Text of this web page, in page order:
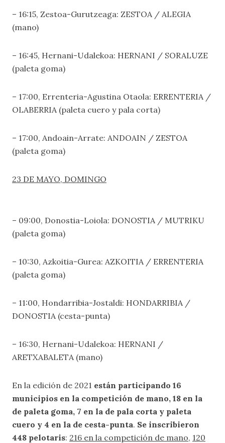
– 16:15, Zestoa-Gurutzeaga: ZESTOA / ALEGIA
(mano)
– 16:45, Hernani-Udalekoa: HERNANI / SORALUZE
(paleta goma)
– 17:00, Errenteria-Agustina Otaola: ERRENTERIA /
OLABERRIA (paleta cuero y pala corta)
– 17:00, Andoain-Arrate: ANDOAIN / ZESTOA
(paleta goma)
23 DE MAYO, DOMINGO
– 09:00, Donostia-Loiola: DONOSTIA / MUTRIKU
(paleta goma)
– 10:30, Azkoitia-Gurea: AZKOITIA / ERRENTERIA
(paleta goma)
– 11:00, Hondarribia-Jostaldi: HONDARRIBIA /
DONOSTIA (cesta-punta)
– 16:30, Hernani-Udalekoa: HERNANI /
ARETXABALETA (mano)
En la edición de 2021 están participando 16
municipios en la competición de mano, 18 en la
de paleta goma, 7 en la de pala corta y paleta
cuero y 4 en la de cesta-punta. Se inscribieron
448 pelotaris: 216 en la competición de mano, 120